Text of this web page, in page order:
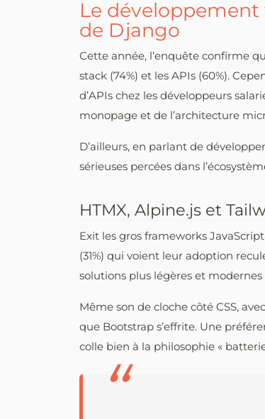
Le développement
de Django
Cette année, l’enquête confirme
stack (74%) et les APIs (60%).
d’APIs chez les développeurs
monopage et de l’architecture
D’ailleurs, en parlant de
sérieuses percées dans
HTMX, Alpine.js et
Exit les gros frameworks
(31%) qui voient leur adoption
solutions plus légères et modernes
Même son de cloche côté CSS,
que Bootstrap s’effrite. Une
colle bien à la philosophie «